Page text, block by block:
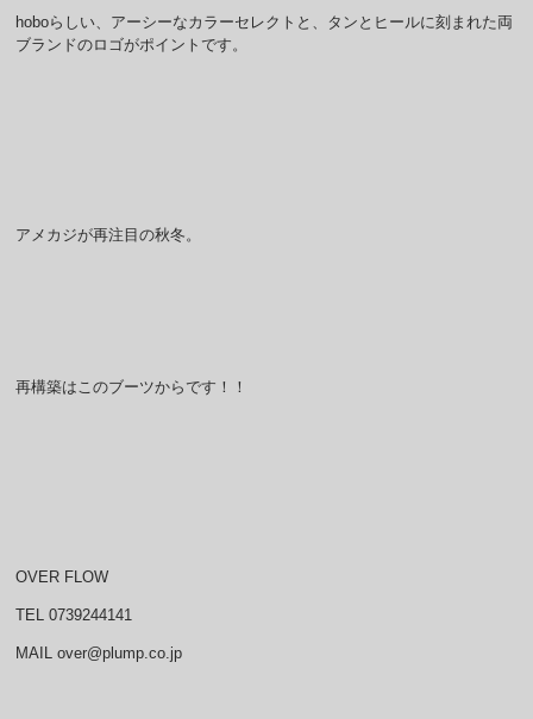
hoboらしい、アーシーなカラーセレクトと、タンとヒールに刻まれた両
ブランドのロゴがポイントです。
アメカジが再注目の秋冬。
再構築はこのブーツからです！！
OVER FLOW
TEL 0739244141
MAIL over@plump.co.jp